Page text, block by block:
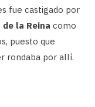
fue castigado por
de la Reina como
puesto que
rondaba por allí.